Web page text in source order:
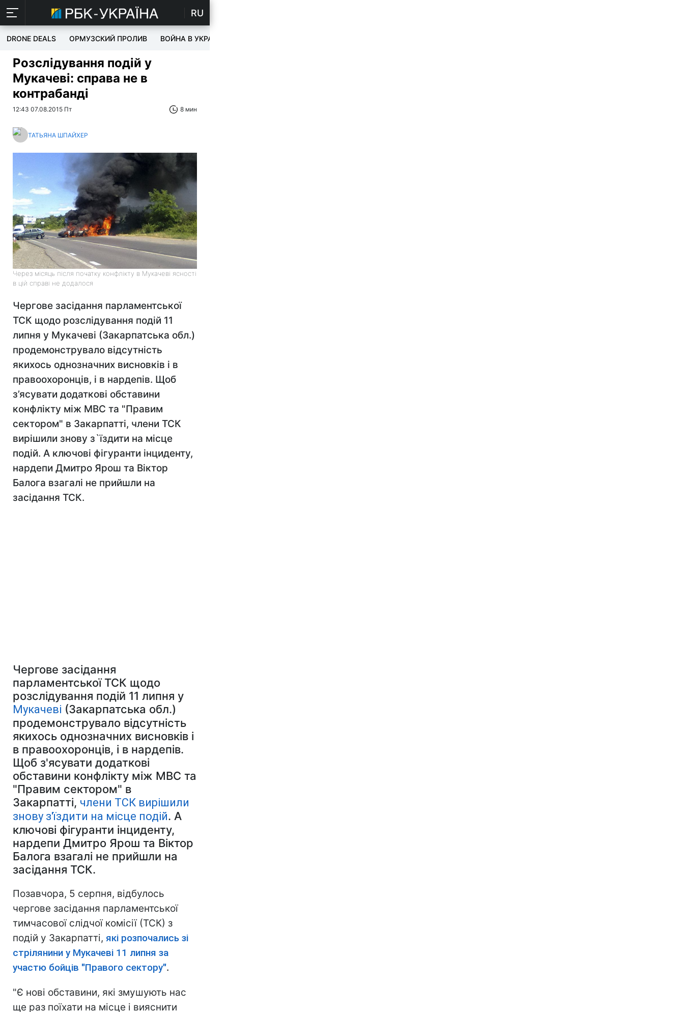
RU
DRONE DEALS ОРМУЗСКИЙ ПРОЛИВ ВОЙНА В УКРАИНЕ
Розслідування подій у
Мукачеві: справа не в
контрабанді
12:43 07.08.2015 Пт 8 мин
ТАТЬЯНА ШПАЙХЕР
Через місяць після початку конфлікту в Мукачеві ясності
в цій справі не додалося
Чергове засідання парламентської
ТСК щодо розслідування подій 11
липня у Мукачеві (Закарпатська обл.)
продемонструвало відсутність
якихось однозначних висновків і в
правоохоронців, і в нардепів. Щоб
з’ясувати додаткові обставини
конфлікту між МВС та "Правим
сектором" в Закарпатті, члени ТСК
вирішили знову з`їздити на місце
подій. А ключові фігуранти інциденту,
нардепи Дмитро Ярош та Віктор
Балога взагалі не прийшли на
засідання ТСК.
Чергове засідання
парламентської ТСК щодо
розслідування подій 11 липня у
Мукачеві (Закарпатська обл.)
продемонструвало відсутність
якихось однозначних висновків і
в правоохоронців, і в нардепів.
Щоб з'ясувати додаткові
обставини конфлікту між МВС та
"Правим сектором" в
Закарпатті, члени ТСК вирішили
знову з'їздити на місце подій. А
ключові фігуранти інциденту,
нардепи Дмитро Ярош та Віктор
Балога взагалі не прийшли на
засідання ТСК.
Позавчора, 5 серпня, відбулось
чергове засідання парламентської
тимчасової слідчої комісії (ТСК) з
подій у Закарпатті, які розпочались зі
стрілянини у Мукачеві 11 липня за
участю бойців "Правого сектору".
"Є нові обставини, які змушують нас
ще раз поїхати на місце і вияснити